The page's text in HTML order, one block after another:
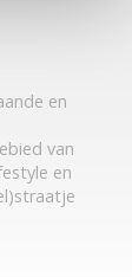
en
van
en